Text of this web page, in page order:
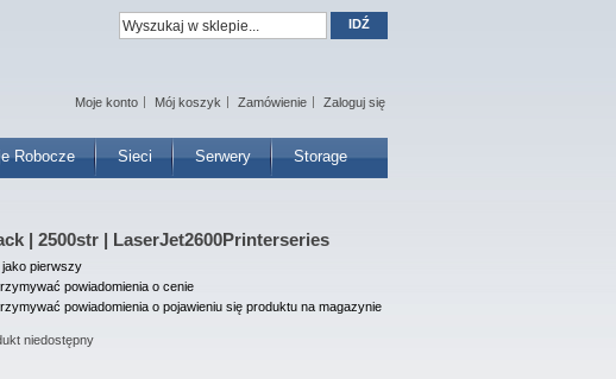
Robocze Sieci Serwery Storage
Moje konto Mój koszyk Zamówienie Zaloguj się
IDŹ
| 2500str | LaserJet2600Printerseries
pierwszy
powiadomienia o cenie
powiadomienia o pojawieniu się produktu na magazynie
niedostępny